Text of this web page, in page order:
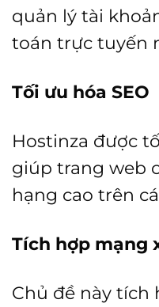
quản lý tài
toán trực tuyến
Tối ưu hóa SEO
Hostinza được
giúp trang web
hạng cao trên
Tích hợp mạng
Chủ đề này tích